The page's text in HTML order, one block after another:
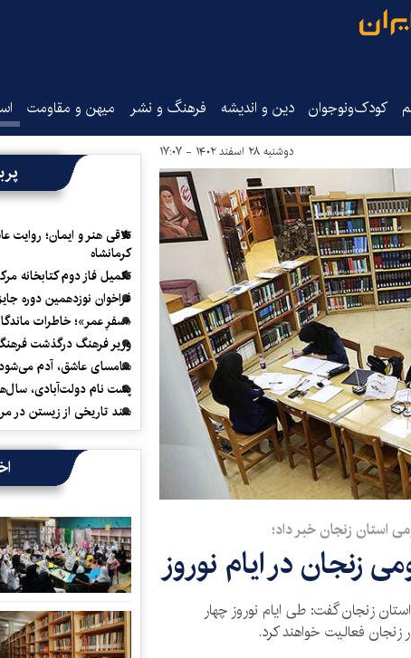
کودک‌ونوجوان دین و اندیشه فرهنگ و نشر میهن و مقاومت
دوشنبه ۲۸ اسفند ۱۴۰۲ - ۱۷:۰۷
استان زنجان خبر داد؛
زنجان گفت: طی ایام نوروز چهار
فعالیت خواهند کرد.
تلاقی هنر و ایمان؛ روایت
کرمانشاه
تکمیل فاز دوم کتابخانه
فراخوان نوزدهمین دوره
«سفرِ عمر»؛ خاطرات
وزیر فرهنگ درگذشت
سامسای عاشق، آدم می‌شود
پشت نام دولت‌آبادی،
سند تاریخی از زیستن در